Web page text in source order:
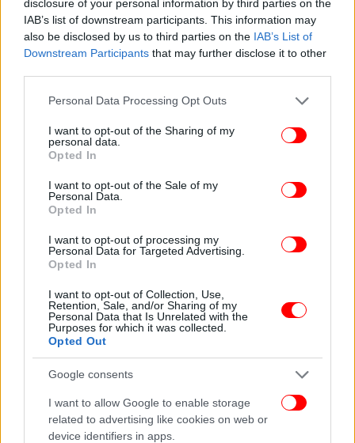
disclosure of your personal information by third parties on the
IAB’s list of downstream participants. This information may
also be disclosed by us to third parties on the IAB’s List of
Downstream Participants that may further disclose it to other
Please note that this website/app uses one or more Google
not limited to your visit or usage behaviour. You may click to
grant or deny consent to Google and its third-party tags to
use your data for below specified purposes in below Google
consent section.
Personal Data Processing Opt Outs
I want to opt-out of the Sharing of my
personal data.
Opted In
I want to opt-out of the Sale of my
Personal Data.
Opted In
I want to opt-out of processing my
Personal Data for Targeted Advertising.
Opted In
I want to opt-out of Collection, Use,
Retention, Sale, and/or Sharing of my
Personal Data that Is Unrelated with the
Purposes for which it was collected.
Opted Out
Google consents
I want to allow Google to enable storage
related to advertising like cookies on web or
device identifiers in apps.
του Νιου Τζέρσεϊ Μίκι Σέριλ εξέφρασε επίσης τη
στήριξή της μέσω ανακοίνωσης.
«Κανείς δεν πρέπει να επιτρέπεται να
όσους επισκέπτονται την πολιτεία μας», ανέφερε η
ανακοίνωση. «Επαινώ τους γενικούς εισαγγελείς
Ντάβενπορτ και Τζέιμς που υπερασπίζονται τους
καταναλωτές και ερευνούν κατά πόσο αυτοί
παραπλανήθηκαν.»